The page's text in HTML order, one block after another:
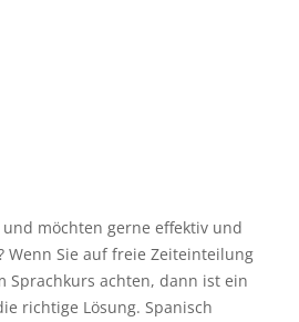
möchten gerne effektiv und
Wenn Sie auf freie Zeiteinteilung
Sprachkurs achten, dann ist ein
richtige Lösung. Spanisch